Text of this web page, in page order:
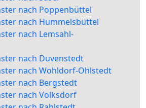
nach Poppenbüttel
nach Hummelsbüttel
nach Lemsahl-
nach Duvenstedt
nach Wohldorf-Ohlstedt
nach Bergstedt
nach Volksdorf